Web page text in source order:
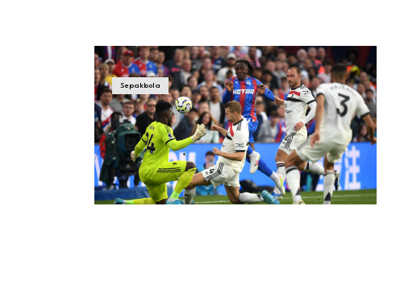
Sepakbola